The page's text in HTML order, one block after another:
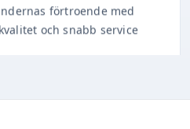
och snabb service